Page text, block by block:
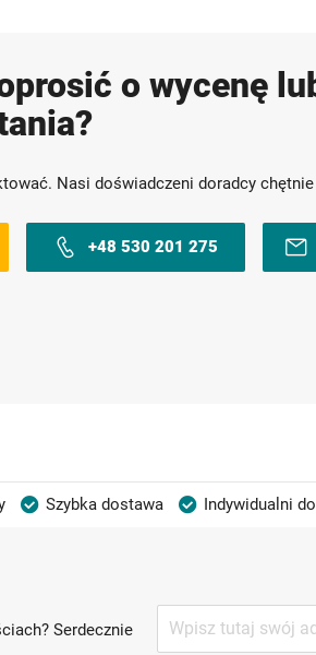
o wycenę
Nasi doświadczeni doradcy
+48 530 201 275
Szybka dostawa Indywidualni
Serdecznie
nasz